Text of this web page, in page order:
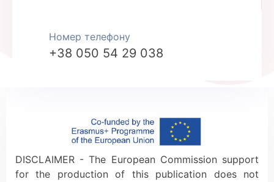
Номер телефону
+38 050 54 29 038
DISCLAIMER - The European Commission support
for the production of this publication does not